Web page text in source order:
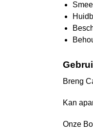
Breng
Kan
Onze